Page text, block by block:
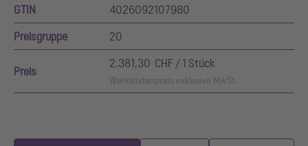
GTIN 4026092107980
Preisgruppe 20
Preis
2.381,30 CHF / 1 Stück
Werkslistenpreis exklusive MwSt.